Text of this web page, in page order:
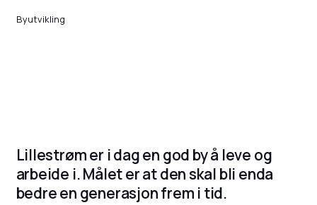
Byutvikling
Lillestrøm er i dag en god by å leve og
arbeide i. Målet er at den skal bli enda
bedre en generasjon frem i tid.